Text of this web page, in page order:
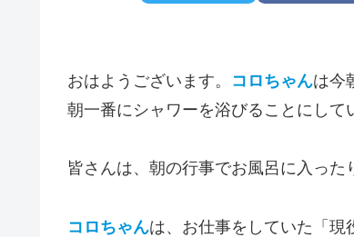
おはようございます。 コロちゃんは今
朝一番にシャワーを浴びることにして
皆さんは、朝の行事でお風呂に入っ
コロちゃんは、お仕事をしていた「現